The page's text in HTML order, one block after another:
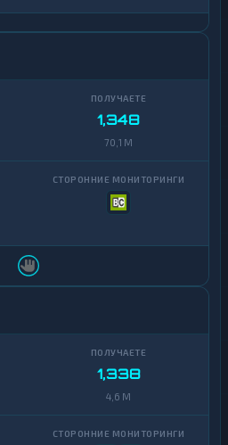
1,348
70,1 M
1,338
4,6 M